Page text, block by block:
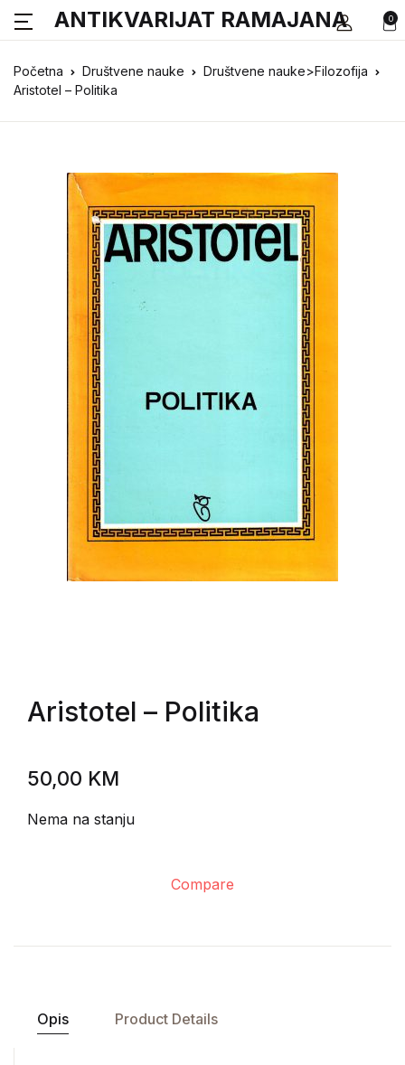
0
ANTIKVARIJAT RAMAJANA
Početna Društvene nauke
Društvene nauke>Filozofija
Aristotel – Politika
Aristotel – Politika
50,00 KM
Nema na stanju
Compare
Opis Product Details